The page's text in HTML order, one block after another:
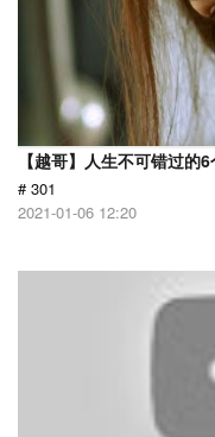
【越哥】人生不可错过的
# 301
2021-01-06 12:20